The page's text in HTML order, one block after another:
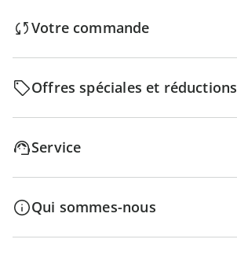
Votre commande
Offres spéciales et réductions
Service
Qui sommes-nous